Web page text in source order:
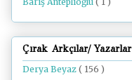
Çırak Arkçılar/ Yazarlar
Derya Beyaz ( 156 )